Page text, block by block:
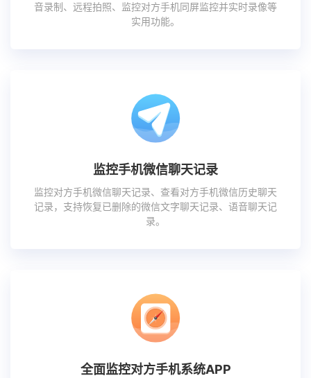
音录制、远程拍照、监控对方手机同屏监控并实时录像等
实用功能。
监控手机微信聊天记录
监控对方手机微信聊天记录、查看对方手机微信历史聊天
记录，支持恢复已删除的微信文字聊天记录、语音聊天记
录。
全面监控对方手机系统APP